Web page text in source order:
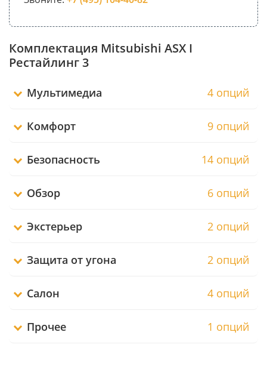
Комплектация Mitsubishi ASX I
Рестайлинг 3
Мультимедиа 4 опций
Комфорт 9 опций
Безопасность 14 опций
Обзор 6 опций
Экстерьер 2 опций
Защита от угона 2 опций
Салон 4 опций
Прочее 1 опций